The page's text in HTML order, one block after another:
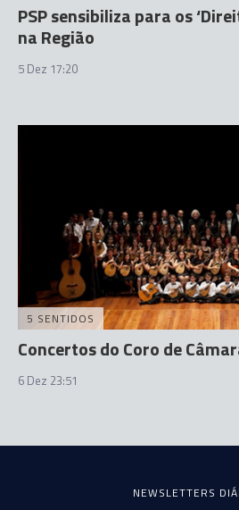
PSP sensibiliza para os
na Região
5 Dez 17:20
5 SENTIDOS
Concertos do Coro de
6 Dez 23:51
NEWSLETTERS